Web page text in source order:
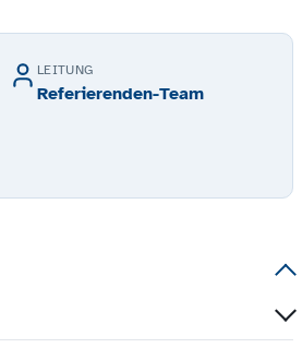
LEITUNG
Referierenden-Team